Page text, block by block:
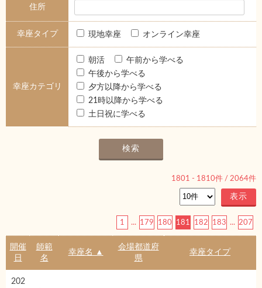
住所
幸座タイプ 現地幸座 オンライン幸座
幸座カテゴリ
朝活
午前から学べる
午後から学べる
夕方以降から学べる
21時以降から学べる
土日祝に学べる
1801 - 1810件 / 2064件
1 ... 179 180 181 182 183 ... 207
開催
日
師範
名
幸座名 ▲
会場都道府
県
幸座タイプ
202